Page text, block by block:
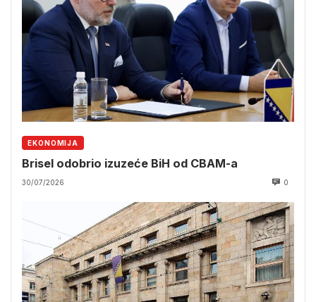
EKONOMIJA
Brisel odobrio izuzeće BiH od CBAM-a
30/07/2026 0